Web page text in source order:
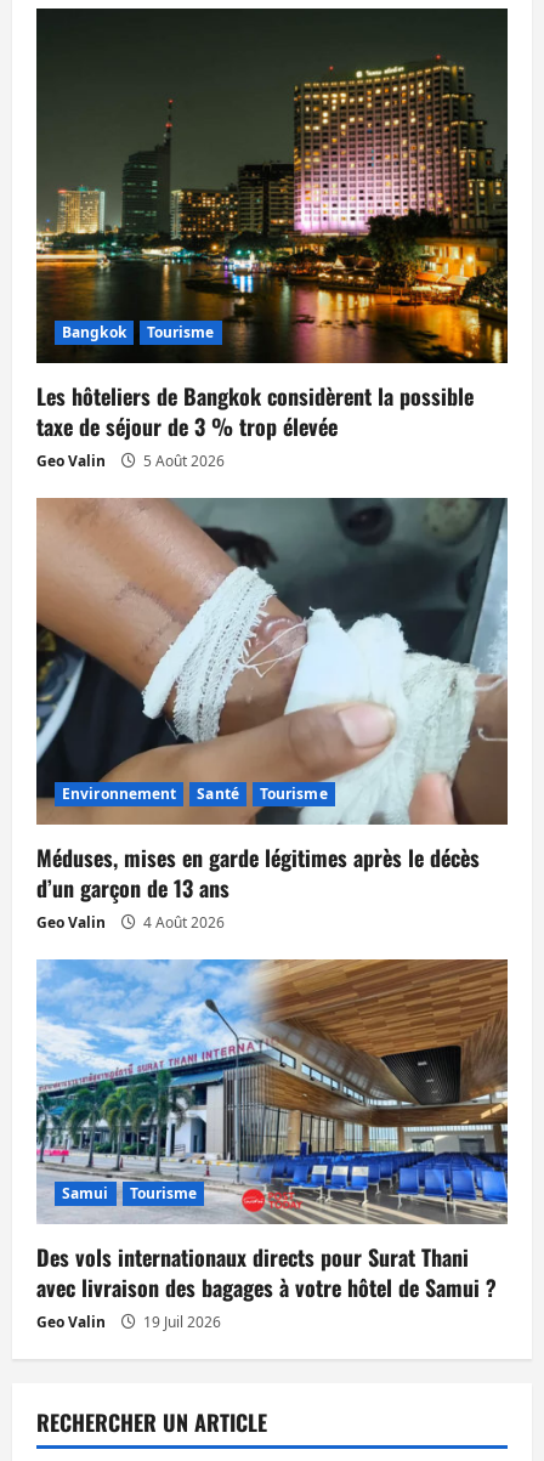
d
’
a
r
t
i
c
l
e
Bangkok Tourisme
Les hôteliers de Bangkok considèrent la possible
taxe de séjour de 3 % trop élevée
Geo Valin 5 Août 2026
Environnement Santé Tourisme
Méduses, mises en garde légitimes après le décès
d’un garçon de 13 ans
Geo Valin 4 Août 2026
Samui Tourisme
Des vols internationaux directs pour Surat Thani
avec livraison des bagages à votre hôtel de Samui ?
Geo Valin 19 Juil 2026
RECHERCHER UN ARTICLE